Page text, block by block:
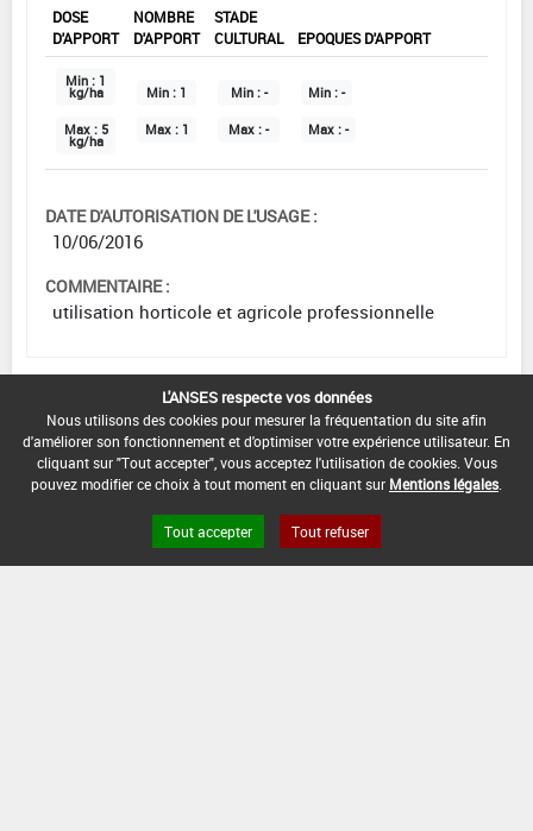
DOSE
D'APPORT
NOMBRE
D'APPORT
STADE
CULTURAL
EPOQUES D'APPORT
Min : 1
kg/ha
Max : 5
kg/ha
Min : 1
Max : 1
Min : -
Max : -
Min : -
Max : -
DATE D'AUTORISATION DE L'USAGE :
10/06/2016
COMMENTAIRE :
utilisation horticole et agricole professionnelle
L'ANSES respecte vos données
Nous utilisons des cookies pour mesurer la fréquentation du site afin
d'améliorer son fonctionnement et d'optimiser votre expérience utilisateur. En
cliquant sur "Tout accepter", vous acceptez l'utilisation de cookies. Vous
pouvez modifier ce choix à tout moment en cliquant sur Mentions légales
Tout accepter Tout refuser